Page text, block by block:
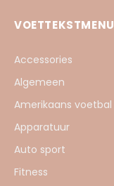
VOETTEKSTMENU
Accessories
Algemeen
Amerikaans voetbal
Apparatuur
Auto sport
Fitness